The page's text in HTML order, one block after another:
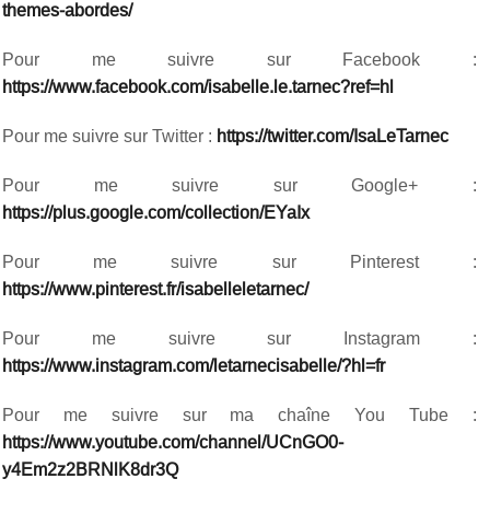
themes-abordes/
Pour me suivre sur Facebook :
https://www.facebook.com/isabelle.le.tarnec?ref=hl
Pour me suivre sur Twitter : https://twitter.com/IsaLeTarnec
Pour me suivre sur Google+ :
https://plus.google.com/collection/EYaIx
Pour me suivre sur Pinterest :
https://www.pinterest.fr/isabelleletarnec/
Pour me suivre sur Instagram :
https://www.instagram.com/letarnecisabelle/?hl=fr
Pour me suivre sur ma chaîne You Tube :
https://www.youtube.com/channel/UCnGO0-
y4Em2z2BRNlK8dr3Q